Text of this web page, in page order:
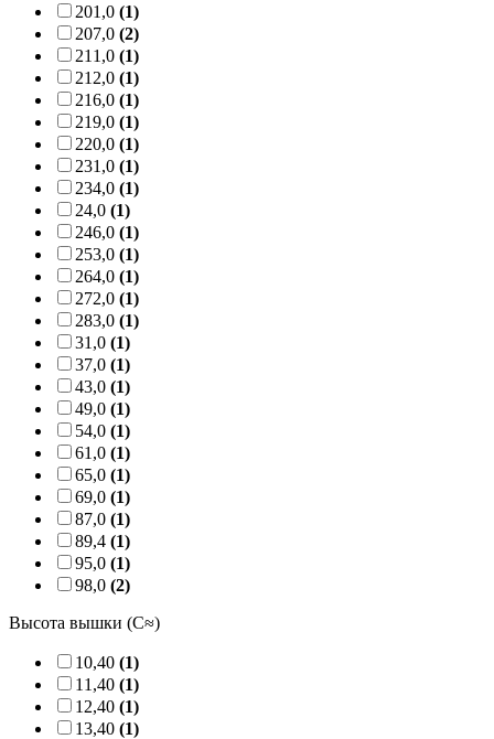
201,0 (1)
207,0 (2)
211,0 (1)
212,0 (1)
216,0 (1)
219,0 (1)
220,0 (1)
231,0 (1)
234,0 (1)
24,0 (1)
246,0 (1)
253,0 (1)
264,0 (1)
272,0 (1)
283,0 (1)
31,0 (1)
37,0 (1)
43,0 (1)
49,0 (1)
54,0 (1)
61,0 (1)
65,0 (1)
69,0 (1)
87,0 (1)
89,4 (1)
95,0 (1)
98,0 (2)
Высота вышки (C≈)
10,40 (1)
11,40 (1)
12,40 (1)
13,40 (1)